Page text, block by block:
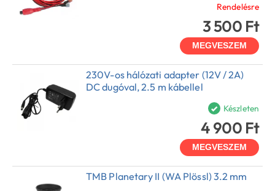
Rendelésre
3 500 Ft
MEGVESZEM
230V-os hálózati adapter (12V / 2A)
DC dugóval, 2.5 m kábellel
Készleten
4 900 Ft
MEGVESZEM
TMB Planetary II (WA Plössl) 3.2 mm